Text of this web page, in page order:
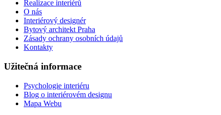
Realizace interiérů
O nás
Interiérový designér
Bytový architekt Praha
Zásady ochrany osobních údajů
Kontakty
Užitečná informace
Psychologie interiéru
Blog o interiérovém designu
Mapa Webu